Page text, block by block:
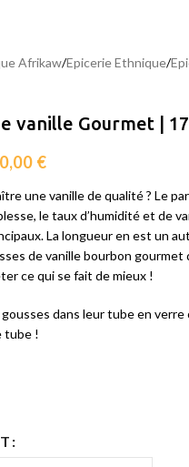
Afrikaw/Epicerie Ethnique/
vanille Gourmet |
€
une vanille de qualité ? Le
le taux d’humidité et de
La longueur en est un
de vanille bourbon gourmet
ce qui se fait de mieux !
dans leur tube en verre
tube !